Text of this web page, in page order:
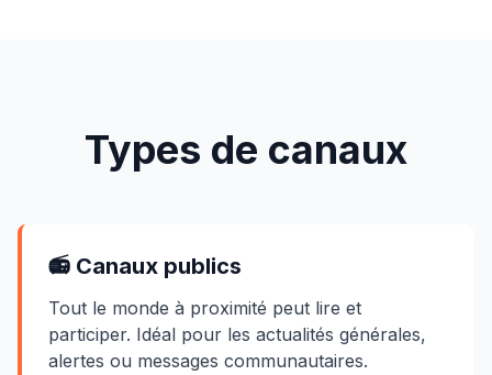
Types de canaux
📻 Canaux publics
Tout le monde à proximité peut lire et
participer. Idéal pour les actualités générales,
alertes ou messages communautaires.